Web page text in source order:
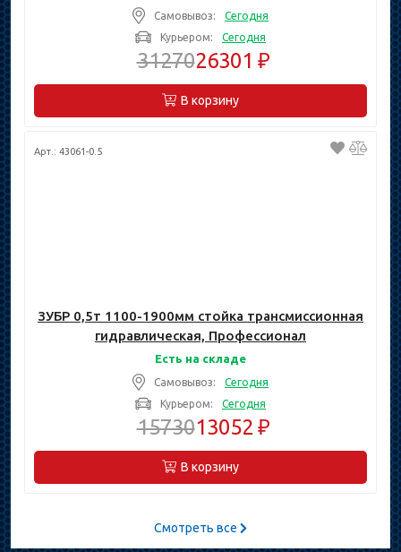
Самовывоз:
Сегодня
Курьером:
Сегодня
3127026301 ₽
В корзину
Арт.: 43061-0.5
ЗУБР 0,5т 1100-1900мм стойка трансмиссионная
гидравлическая, Профессионал
Есть на складе
Самовывоз:
Сегодня
Курьером:
Сегодня
1573013052 ₽
В корзину
Смотреть все